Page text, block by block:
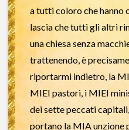
a tutti coloro che hanno
lascia che tutti gli altri
una chiesa senza
trattenendo, è
riportarmi indietro, la
MIEI pastori, i MIEI
dei sette peccati
portano la MIA unzione